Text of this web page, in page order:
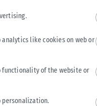
like cookies on web or
of the website or
personalization.